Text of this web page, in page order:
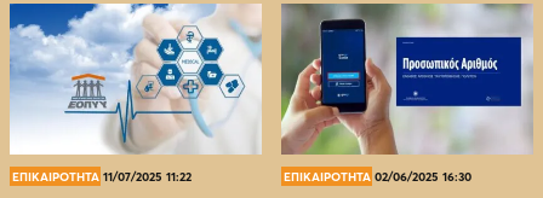
ΕΠΙΚΑΙΡΟΤΗΤΑ 11/07/2025 11:22 ΕΠΙΚΑΙΡΟΤΗΤΑ 02/06/2025 16:30